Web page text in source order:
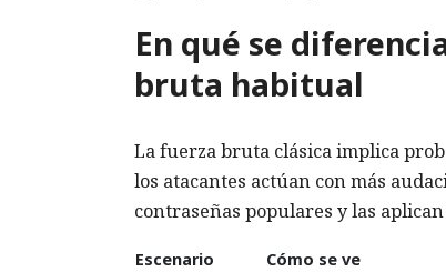
En qué se
bruta habitual
La fuerza bruta clásica implica
los atacantes actúan con más
contraseñas populares y las
Escenario Cómo se ve